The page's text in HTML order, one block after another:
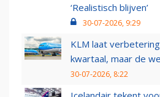
‘Realistisch blijven’
30-07-2026, 9:29
KLM laat
kwartaal, maar de
30-07-2026, 8:22